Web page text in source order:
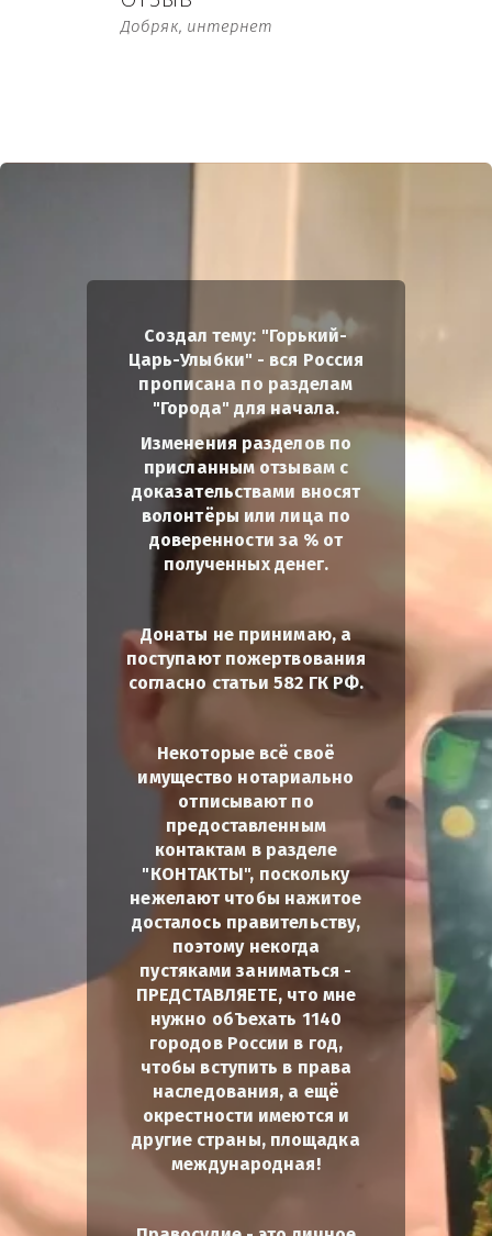
Добряк, интернет
Создал тему: "Горький-
Царь-Улыбки" - вся Россия
прописана по разделам
"Города" для начала.
Изменения разделов по
присланным отзывам с
доказательствами вносят
волонтёры или лица по
доверенности за % от
полученных денег.
Донаты не принимаю, а
поступают пожертвования
согласно статьи 582 ГК РФ.
Некоторые всё своё
имущество нотариально
отписывают по
предоставленным
контактам в разделе
"КОНТАКТЫ", поскольку
нежелают чтобы нажитое
досталось правительству,
поэтому некогда
пустяками заниматься -
ПРЕДСТАВЛЯЕТЕ, что мне
нужно обЪехать 1140
городов России в год,
чтобы вступить в права
наследования, а ещё
окрестности имеются и
другие страны, площадка
международная!